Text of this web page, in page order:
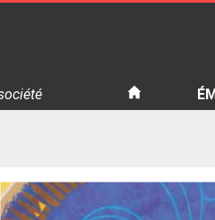
de jeux de société